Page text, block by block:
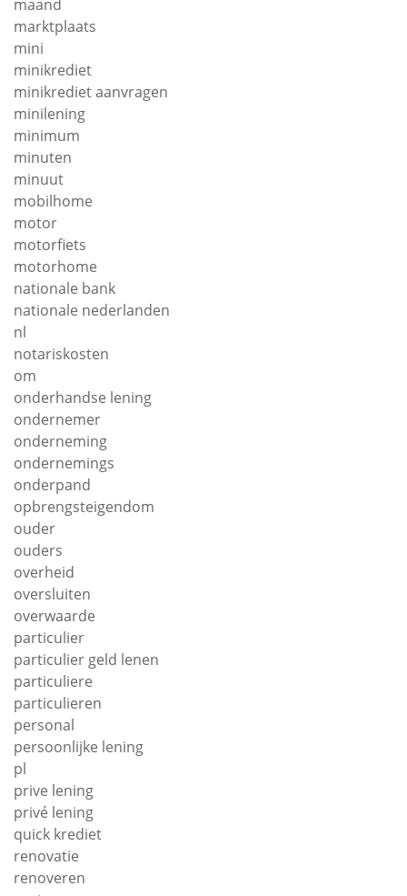
maand
marktplaats
mini
minikrediet
minikrediet aanvragen
minilening
minimum
minuten
minuut
mobilhome
motor
motorfiets
motorhome
nationale bank
nationale nederlanden
nl
notariskosten
om
onderhandse lening
ondernemer
onderneming
ondernemings
onderpand
opbrengsteigendom
ouder
ouders
overheid
oversluiten
overwaarde
particulier
particulier geld lenen
particuliere
particulieren
personal
persoonlijke lening
pl
prive lening
privé lening
quick krediet
renovatie
renoveren